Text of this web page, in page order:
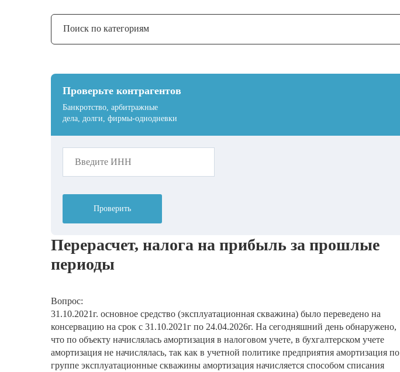
Поиск по категориям
Проверьте контрагентов
Банкротство, арбитражные
дела, долги, фирмы-однодневки
Проверить
Перерасчет, налога на прибыль за прошлые
периоды
Вопрос:
31.10.2021г. основное средство (эксплуатационная скважина) было переведено на
консервацию на срок с 31.10.2021г по 24.04.2026г. На сегодняшний день обнаружено,
что по объекту начислялась амортизация в налоговом учете, в бухгалтерском учете
амортизация не начислялась, так как в учетной политике предприятия амортизация по
группе эксплуатационные скважины амортизация начисляется способом списания